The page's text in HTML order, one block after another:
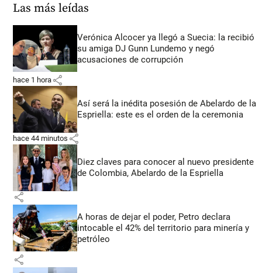
Las más leídas
Verónica Alcocer ya llegó a Suecia: la recibió
su amiga DJ Gunn Lundemo y negó
acusaciones de corrupción
hace 1 hora share
Así será la inédita posesión de Abelardo de la
Espriella: este es el orden de la ceremonia
hace 44 minutos share
Diez claves para conocer al nuevo presidente
de Colombia, Abelardo de la Espriella
share
A horas de dejar el poder, Petro declara
intocable el 42% del territorio para minería y
petróleo
share